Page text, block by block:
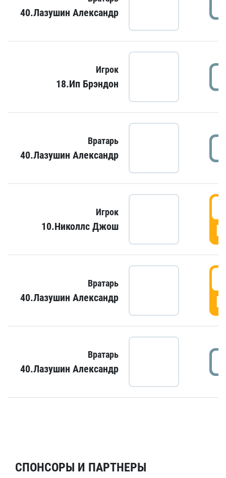
40.Лазушин Александр
Игрок
18.Ип Брэндон
Вратарь
40.Лазушин Александр
Игрок
10.Николлс Джош
Вратарь
40.Лазушин Александр
Вратарь
40.Лазушин Александр
СПОНСОРЫ И ПАРТНЕРЫ